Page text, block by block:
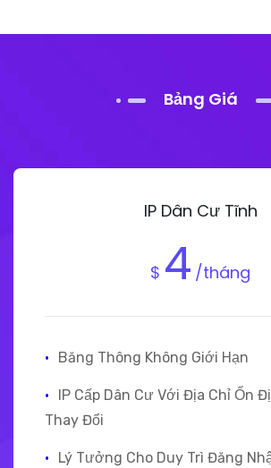
Bảng Giá
IP Dân Cư Tĩnh
$ 4 /tháng
· Băng Thông Không Giới Hạn
·
IP Cấp Dân Cư Với Địa Chỉ Ổn
Thay Đổi
·
Lý Tưởng Cho Duy Trì Đăng